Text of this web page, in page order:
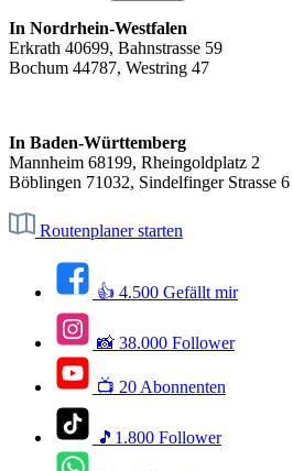
In Nordrhein-Westfalen
Erkrath 40699, Bahnstrasse 59
Bochum 44787, Westring 47
In Baden-Württemberg
Mannheim 68199, Rheingoldplatz 2
Böblingen 71032, Sindelfinger Strasse 6
Routenplaner starten
👍 4.500 Gefällt mir
📸 38.000 Follower
📺 20 Abonnenten
🎵1.800 Follower